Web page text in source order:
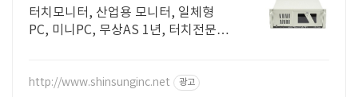
터 제조전문
터치모니터, 산업용 모니터, 일체형
PC, 미니PC, 무상AS 1년, 터치전문기
http://www.shinsunginc.net 광고